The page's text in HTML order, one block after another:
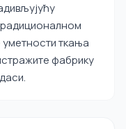
уметности ткања
фабрику